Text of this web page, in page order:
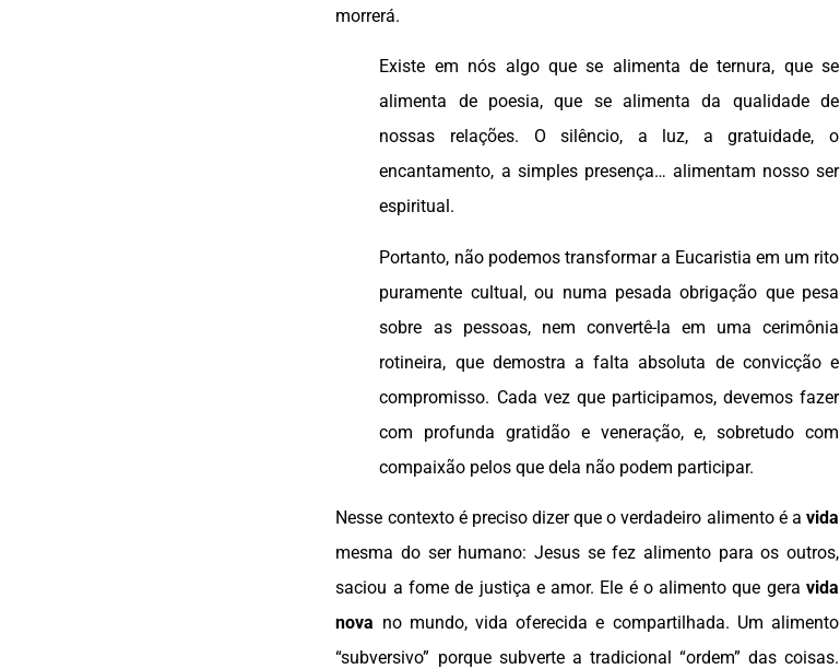
morrerá.
Existe em nós algo que se alimenta de ternura, que se
alimenta de poesia, que se alimenta da qualidade de
nossas relações. O silêncio, a luz, a gratuidade, o
encantamento, a simples presença… alimentam nosso ser
espiritual.
Portanto, não podemos transformar a Eucaristia em um rito
puramente cultual, ou numa pesada obrigação que pesa
sobre as pessoas, nem convertê-la em uma cerimônia
rotineira, que demostra a falta absoluta de convicção e
compromisso. Cada vez que participamos, devemos fazer
com profunda gratidão e veneração, e, sobretudo com
compaixão pelos que dela não podem participar.
Nesse contexto é preciso dizer que o verdadeiro alimento é a vida
mesma do ser humano: Jesus se fez alimento para os outros,
saciou a fome de justiça e amor. Ele é o alimento que gera vida
nova no mundo, vida oferecida e compartilhada. Um alimento
“subversivo” porque subverte a tradicional “ordem” das coisas.